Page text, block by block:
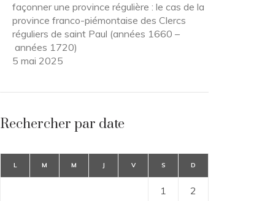
façonner une province régulière : le cas de la
province franco-piémontaise des Clercs
réguliers de saint Paul (années 1660 –
années 1720)
5 mai 2025
Rechercher par date
L M M J V S D
1 2